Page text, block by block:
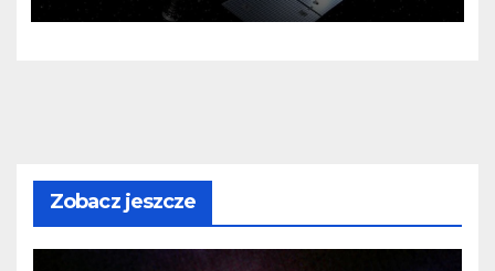
Zobacz jeszcze